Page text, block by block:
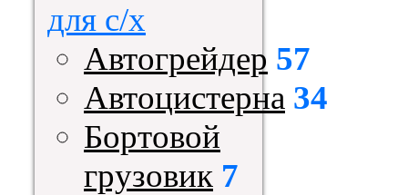
для с/х
Автогрейдер 57
Автоцистерна 34
Бортовой
грузовик 7